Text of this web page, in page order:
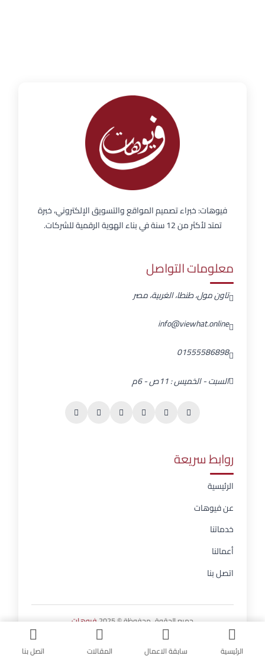
فيوهات: خبراء تصميم المواقع والتسويق الإلكتروني، خبرة
تمتد لأكثر من 12 سنة في بناء الهوية الرقمية للشركات.
معلومات التواصل
تاون مول، طنطا، الغربية، مصر
info@viewhat.online
01555586898
السبت - الخميس : 11ص - 6م
روابط سريعة
الرئيسية
عن فيوهات
خدماتنا
أعمالنا
اتصل بنا
جميع الحقوق محفوظة © 2025 فيوهات
الرئيسية سابقة الاعمال المقالات اتصل بنا